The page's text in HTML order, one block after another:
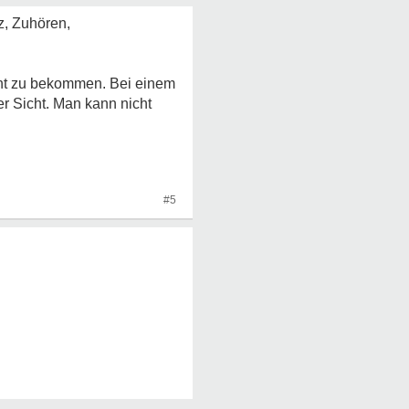
Zuhören,
zu bekommen. Bei einem
Sicht. Man kann nicht
#5